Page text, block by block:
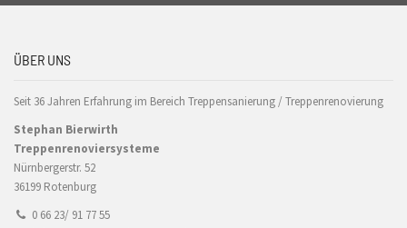
ÜBER UNS
Seit 36 Jahren Erfahrung im Bereich Treppensanierung / Treppenrenovierung
Stephan Bierwirth
Treppenrenoviersysteme
Nürnbergerstr. 52
36199 Rotenburg
0 66 23/ 91 77 55